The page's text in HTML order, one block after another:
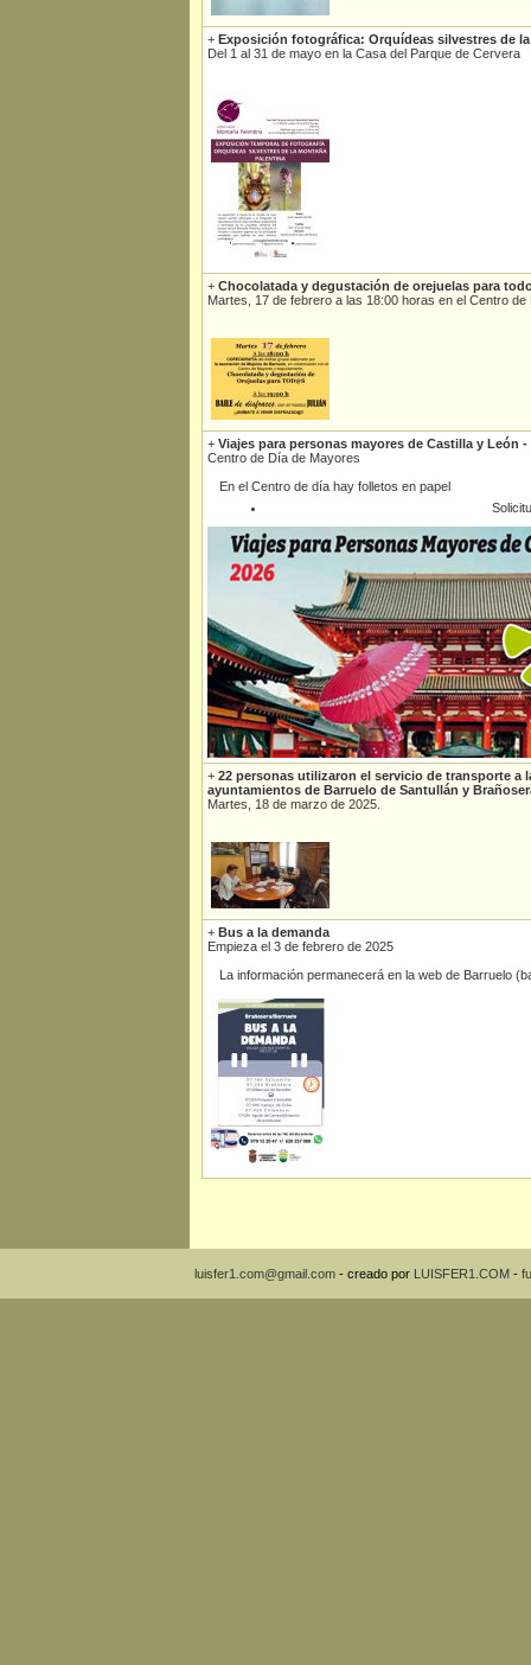
+ Exposición fotográfica: Orquídeas silvestres de
Del 1 al 31 de mayo en la Casa del Parque de Cervera
+ Chocolatada y degustación de orejuelas para
Martes, 17 de febrero a las 18:00 horas en el Centro
+ Viajes para personas mayores de Castilla y León -
Centro de Día de Mayores
En el Centro de día hay folletos en papel
+ 22 personas utilizaron el servicio de transporte a
ayuntamientos de Barruelo de Santullán y
Martes, 18 de marzo de 2025.
+ Bus a la demanda
Empieza el 3 de febrero de 2025
La información permanecerá en la web de Barruelo
luisfer1.com@gmail.com- creado por LUISFER1.COM-